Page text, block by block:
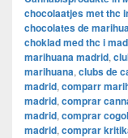
chocolaatjes met thc
chocolates de
choklad med thc i
marihuana madrid,
marihuana, clubs de
madrid, comparr
madrid, comprar
madrid, comprar
madrid, comprar